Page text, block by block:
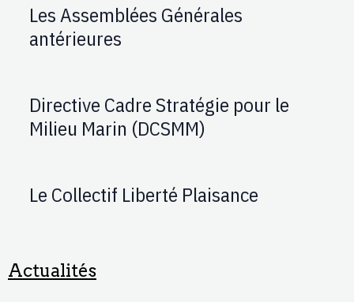
Les Assemblées Générales
antérieures
Directive Cadre Stratégie pour le
Milieu Marin (DCSMM)
Le Collectif Liberté Plaisance
Actualités